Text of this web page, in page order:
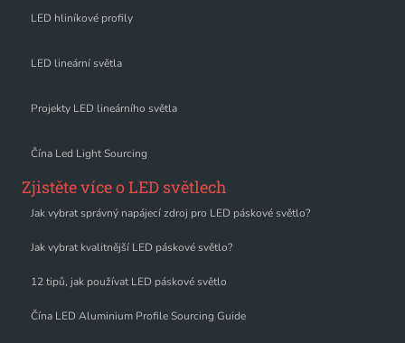
LED hliníkové profily
LED lineární světla
Projekty LED lineárního světla
Čína Led Light Sourcing
Zjistěte více o LED světlech
Jak vybrat správný napájecí zdroj pro LED páskové světlo?
Jak vybrat kvalitnější LED páskové světlo?
12 tipů, jak používat LED páskové světlo
Čína LED Aluminium Profile Sourcing Guide